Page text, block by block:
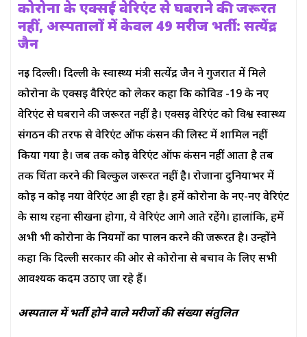
कोरोना के एक्सई वेरिएंट से घबराने की जरूरत
नहीं, अस्पतालों में केवल 49 मरीज भर्ती: सत्येंद्र
जैन
नई दिल्ली। दिल्ली के स्वास्थ्य मंत्री सत्येंद्र जैन ने गुजरात में मिले
कोरोना के एक्सई वैरिएंट को लेकर कहा कि कोविड -19 के नए
वेरिएंट से घबराने की जरूरत नहीं है। एक्सई वेरिएंट को विश्व स्वास्थ्य
संगठन की तरफ से वेरिएंट ऑफ कंसर्न की लिस्ट में शामिल नहीं
किया गया है। जब तक कोई वेरिएंट ऑफ कंसर्न नहीं आता है तब
तक चिंता करने की बिल्कुल जरूरत नहीं है। रोजाना दुनियाभर में
कोई न कोई नया वेरिएंट आ ही रहा है। हमें कोरोना के नए-नए वेरिएंट
के साथ रहना सीखना होगा, ये वेरिएंट आगे आते रहेंगे। हालांकि, हमें
अभी भी कोरोना के नियमों का पालन करने की जरूरत है। उन्होंने
कहा कि दिल्ली सरकार की ओर से कोरोना से बचाव के लिए सभी
आवश्यक कदम उठाए जा रहे हैं।
अस्पताल में भर्ती होने वाले मरीजों की संख्या संतुलित